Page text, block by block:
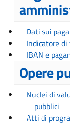
Dati sui
Indicatore
IBAN e
Opere
Nuclei di
pubblici
Atti di